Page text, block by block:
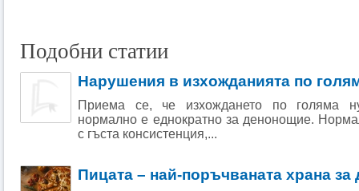
Подобни статии
Нарушения в изхожданията по
Приема се, че изхождането по голяма
нормално е еднократно за денонощие.
с гъста консистенция,...
Пицата – най-поръчваната храна за